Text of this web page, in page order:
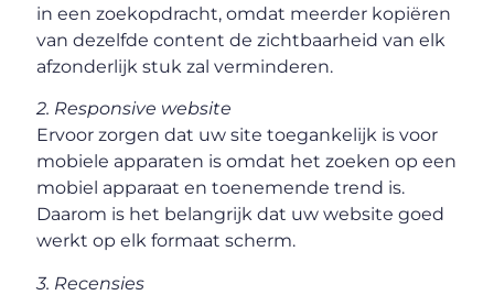
in een zoekopdracht, omdat meerder kopiëren
van dezelfde content de zichtbaarheid van elk
afzonderlijk stuk zal verminderen.
2. Responsive website
Ervoor zorgen dat uw site toegankelijk is voor
mobiele apparaten is omdat het zoeken op een
mobiel apparaat en toenemende trend is.
Daarom is het belangrijk dat uw website goed
werkt op elk formaat scherm.
3. Recensies